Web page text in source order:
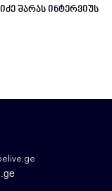
შარას ინტერვიუს